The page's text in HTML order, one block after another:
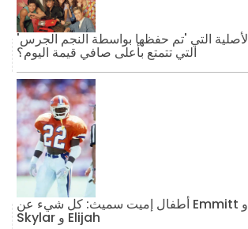
التي 'تم حفظها بواسطة النجم الجرس'
التي تتمتع بأعلى صافي قيمة اليوم؟
أطفال إميت سميث: كل شيء عن Emmitt و Rheagen و
Skylar و Elijah